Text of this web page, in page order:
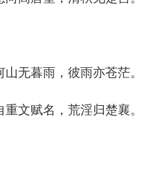
山无暮雨，彼雨亦苍茫。
重文赋名，荒淫归楚襄。